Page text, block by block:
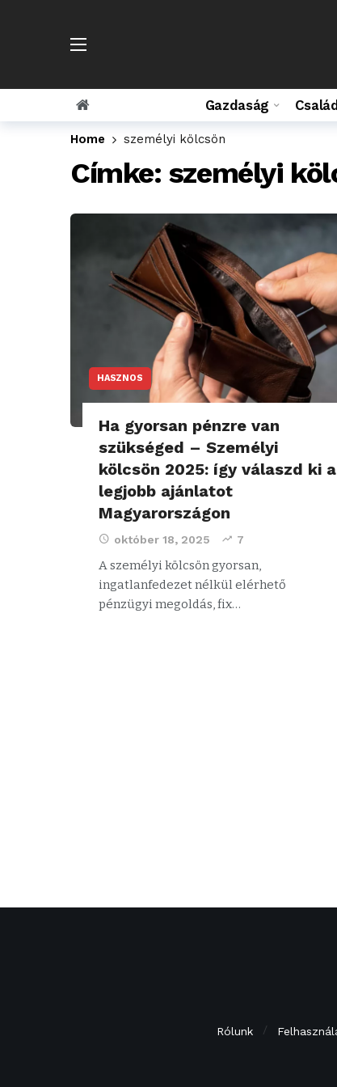
Gazdaság Család
Home személyi kölcsön
Címke: személyi
HASZNOS
Ha gyorsan pénzre van
szükséged – Személyi
kölcsön 2025: így válaszd ki a
legjobb ajánlatot
Magyarországon
október 18, 2025 7
A személyi kölcsön gyorsan,
ingatlanfedezet nélkül elérhető
pénzügyi megoldás, fix…
Rólunk